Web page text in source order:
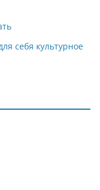
себя культурное